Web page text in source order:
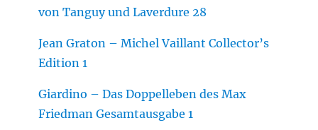
von Tanguy und Laverdure 28
Jean Graton – Michel Vaillant Collector’s
Edition 1
Giardino – Das Doppelleben des Max
Friedman Gesamtausgabe 1